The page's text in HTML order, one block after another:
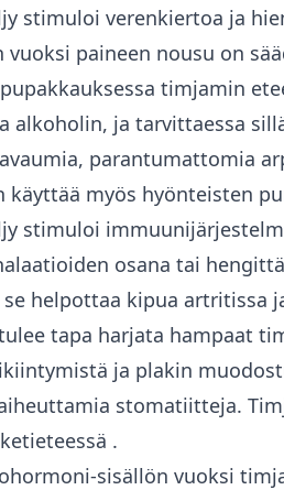
stimuloi verenkiertoa ja
vuoksi paineen nousu on
timjamin
alkoholin, ja tarvittaessa
parantumattomia
käyttää myös hyönteisten
stimuloi
osana tai
helpottaa kipua artritissa
tapa harjata hampaat
ja plakin
stomatiitteja.
.
sisällön vuoksi